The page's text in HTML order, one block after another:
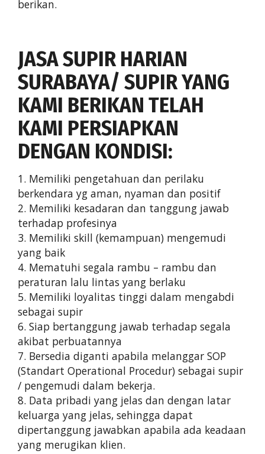
berikan.
JASA SUPIR HARIAN
SURABAYA/ SUPIR YANG
KAMI BERIKAN TELAH
KAMI PERSIAPKAN
DENGAN KONDISI:
1. Memiliki pengetahuan dan perilaku
berkendara yg aman, nyaman dan positif
2. Memiliki kesadaran dan tanggung jawab
terhadap profesinya
3. Memiliki skill (kemampuan) mengemudi
yang baik
4. Mematuhi segala rambu – rambu dan
peraturan lalu lintas yang berlaku
5. Memiliki loyalitas tinggi dalam mengabdi
sebagai supir
6. Siap bertanggung jawab terhadap segala
akibat perbuatannya
7. Bersedia diganti apabila melanggar SOP
(Standart Operational Procedur) sebagai supir
/ pengemudi dalam bekerja.
8. Data pribadi yang jelas dan dengan latar
keluarga yang jelas, sehingga dapat
dipertanggung jawabkan apabila ada keadaan
yang merugikan klien.